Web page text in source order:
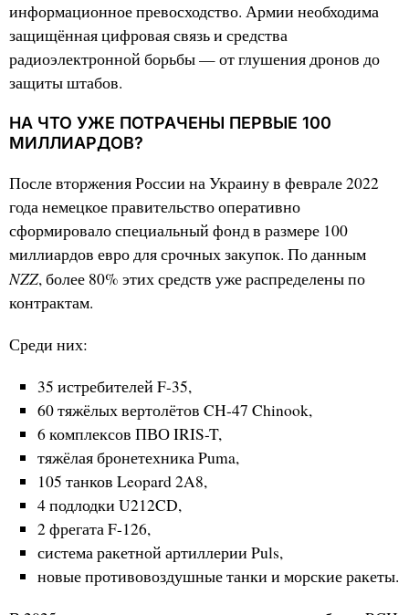
информационное превосходство. Армии необходима
защищённая цифровая связь и средства
радиоэлектронной борьбы — от глушения дронов до
защиты штабов.
НА ЧТО УЖЕ ПОТРАЧЕНЫ ПЕРВЫЕ 100
МИЛЛИАРДОВ?
После вторжения России на Украину в феврале 2022
года немецкое правительство оперативно
сформировало специальный фонд в размере 100
миллиардов евро для срочных закупок. По данным
NZZ, более 80% этих средств уже распределены по
контрактам.
Среди них:
35 истребителей F-35,
60 тяжёлых вертолётов CH-47 Chinook,
6 комплексов ПВО IRIS-T,
тяжёлая бронетехника Puma,
105 танков Leopard 2A8,
4 подлодки U212CD,
2 фрегата F-126,
система ракетной артиллерии Puls,
новые противовоздушные танки и морские ракеты.